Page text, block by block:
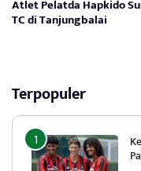
Atlet Pelatda Hapkido
TC di Tanjungbalai
Terpopuler